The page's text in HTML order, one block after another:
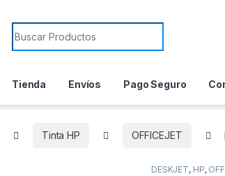
Search for:
Tienda Envíos Pago Seguro
Tinta HP OFFICEJET
DESKJET, HP,